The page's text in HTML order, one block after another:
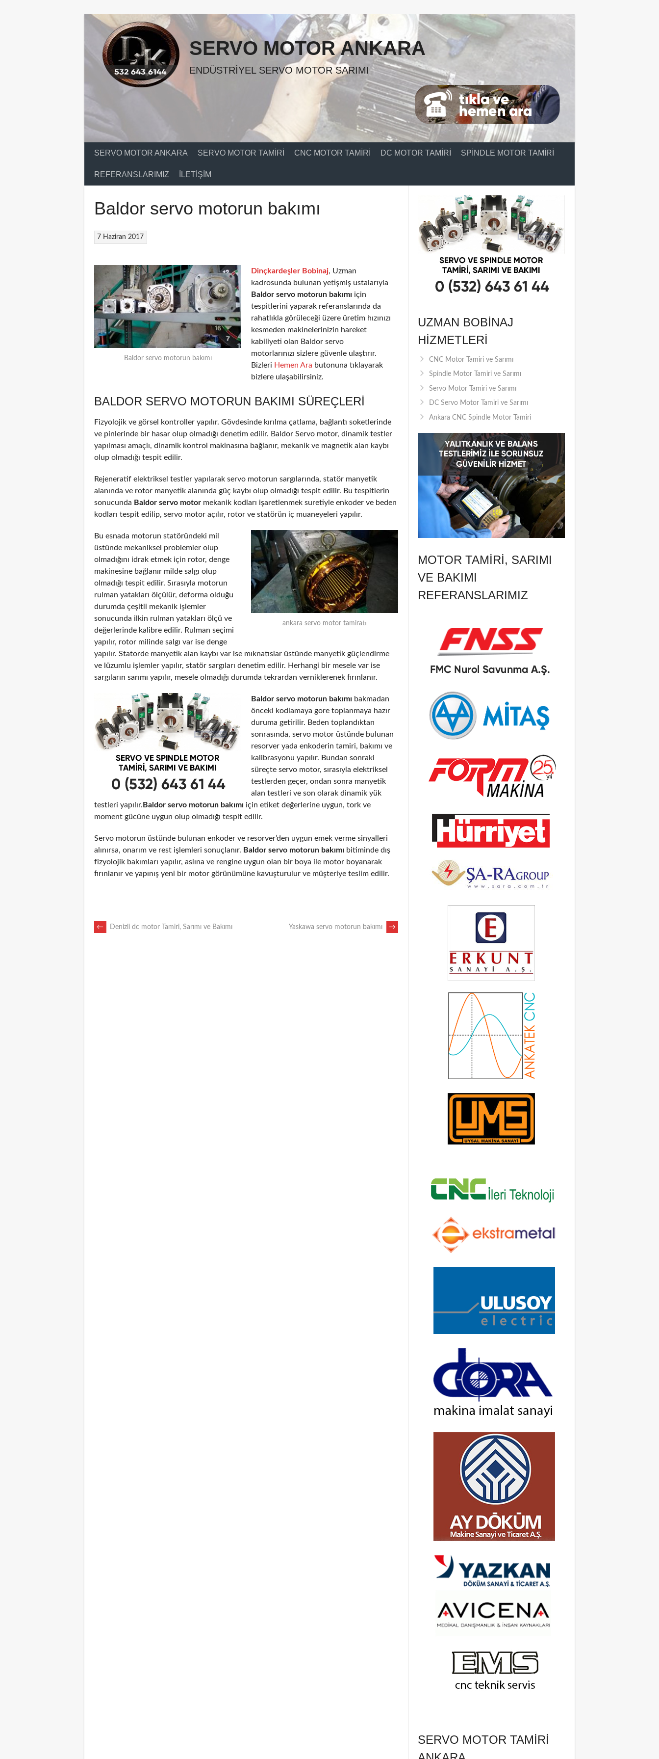
SERVO MOTOR ANKARA
ENDÜSTRIYEL SERVO MOTOR SARIMI
SERVO MOTOR ANKARA SERVO MOTOR TAMIRI CNC MOTOR TAMIRI DC MOTOR TAMIRI SPINDLE MOTOR TAMIRI
REFERANSLARIMIZ İLETIŞIM
Baldor servo motorun bakımı
7 Haziran 2017
Baldor servo motorun bakımı
Dinçkardeşler Bobinaj, Uzman
kadrosunda bulunan yetişmiş ustalarıyla
Baldor servo motorun bakımı için
tespitlerini yaparak referanslarında da
rahatlıkla görüleceği üzere üretim hızınızı
kesmeden makinelerinizin hareket
kabiliyeti olan Baldor servo
motorlarınızı sizlere güvenle ulaştırır.
Bizleri Hemen Ara butonuna tıklayarak
bizlere ulaşabilirsiniz.
BALDOR SERVO MOTORUN BAKIMI SÜREÇLERI
Fizyolojik ve görsel kontroller yapılır. Gövdesinde kırılma çatlama, bağlantı soketlerinde
ve pinlerinde bir hasar olup olmadığı denetim edilir. Baldor Servo motor, dinamik testler
yapılması amaçlı, dinamik kontrol makinasına bağlanır, mekanik ve magnetik alan kaybı
olup olmadığı tespit edilir.
Rejeneratif elektriksel testler yapılarak servo motorun sargılarında, statör manyetik
alanında ve rotor manyetik alanında güç kaybı olup olmadığı tespit edilir. Bu tespitlerin
sonucunda Baldor servo motor mekanik kodları işaretlenmek suretiyle enkoder ve beden
kodları tespit edilip, servo motor açılır, rotor ve statörün iç muaneyeleri yapılır.
ankara servo motor tamiratı
Bu esnada motorun statöründeki mil
üstünde mekaniksel problemler olup
olmadığını idrak etmek için rotor, denge
makinesine bağlanır milde salgı olup
olmadığı tespit edilir. Sırasıyla motorun
rulman yatakları ölçülür, deforma olduğu
durumda çeşitli mekanik işlemler
sonucunda ilkin rulman yatakları ölçü ve
değerlerinde kalibre edilir. Rulman seçimi
yapılır, rotor milinde salgı var ise denge
yapılır. Statorde manyetik alan kaybı var ise mıknatıslar üstünde manyetik güçlendirme
ve lüzumlu işlemler yapılır, statör sargıları denetim edilir. Herhangi bir mesele var ise
sargıların sarımı yapılır, mesele olmadığı durumda tekrardan verniklerenek fırınlanır.
Baldor servo motorun bakımı bakmadan
önceki kodlamaya gore toplanmaya hazır
duruma getirilir. Beden toplandıktan
sonrasında, servo motor üstünde bulunan
resorver yada enkoderin tamiri, bakımı ve
kalibrasyonu yapılır. Bundan sonraki
süreçte servo motor, sırasıyla elektriksel
testlerden geçer, ondan sonra manyetik
alan testleri ve son olarak dinamik yük
testleri yapılır.Baldor servo motorun bakımı için etiket değerlerine uygun, tork ve
moment gücüne uygun olup olmadığı tespit edilir.
Servo motorun üstünde bulunan enkoder ve resorver’den uygun emek verme sinyalleri
alınırsa, onarım ve rest işlemleri sonuçlanır. Baldor servo motorun bakımı bitiminde dış
fizyolojik bakımları yapılır, aslına ve rengine uygun olan bir boya ile motor boyanarak
fırınlanır ve yapınış yeni bir motor görünümüne kavuşturulur ve müşteriye teslim edilir.
POST
← Denizli dc motor Tamiri, Sarımı ve Bakımı Yaskawa servo motorun bakımı →
UZMAN BOBINAJ
HIZMETLERI
CNC Motor Tamiri ve Sarımı
Spindle Motor Tamiri ve Sarımı
Servo Motor Tamiri ve Sarımı
DC Servo Motor Tamiri ve Sarımı
Ankara CNC Spindle Motor Tamiri
MOTOR TAMIRI, SARIMI
VE BAKIMI
REFERANSLARIMIZ
SERVO MOTOR TAMIRI